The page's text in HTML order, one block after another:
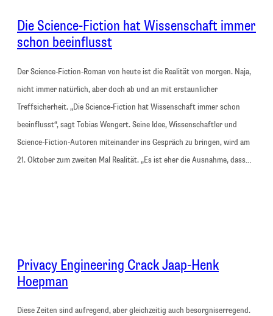
Die Science-Fiction hat Wissenschaft immer
schon beeinflusst
Der Science-Fiction-Roman von heute ist die Realität von morgen. Naja,
nicht immer natürlich, aber doch ab und an mit erstaunlicher
Treffsicherheit. „Die Science-Fiction hat Wissenschaft immer schon
beeinflusst“, sagt Tobias Wengert. Seine Idee, Wissenschaftler und
Science-Fiction-Autoren miteinander ins Gespräch zu bringen, wird am
21. Oktober zum zweiten Mal Realität. „Es ist eher die Ausnahme, dass…
Privacy Engineering Crack Jaap-Henk
Hoepman
Diese Zeiten sind aufregend, aber gleichzeitig auch besorgniserregend.